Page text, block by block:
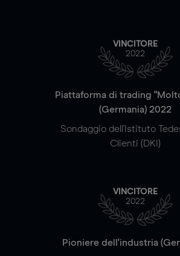
VINCITORE
2022
Piattaforma di trading
(Germania) 2022
Sondaggio dell'Istituto
Clienti (DKI)
VINCITORE
2022
Pioniere dell'industria